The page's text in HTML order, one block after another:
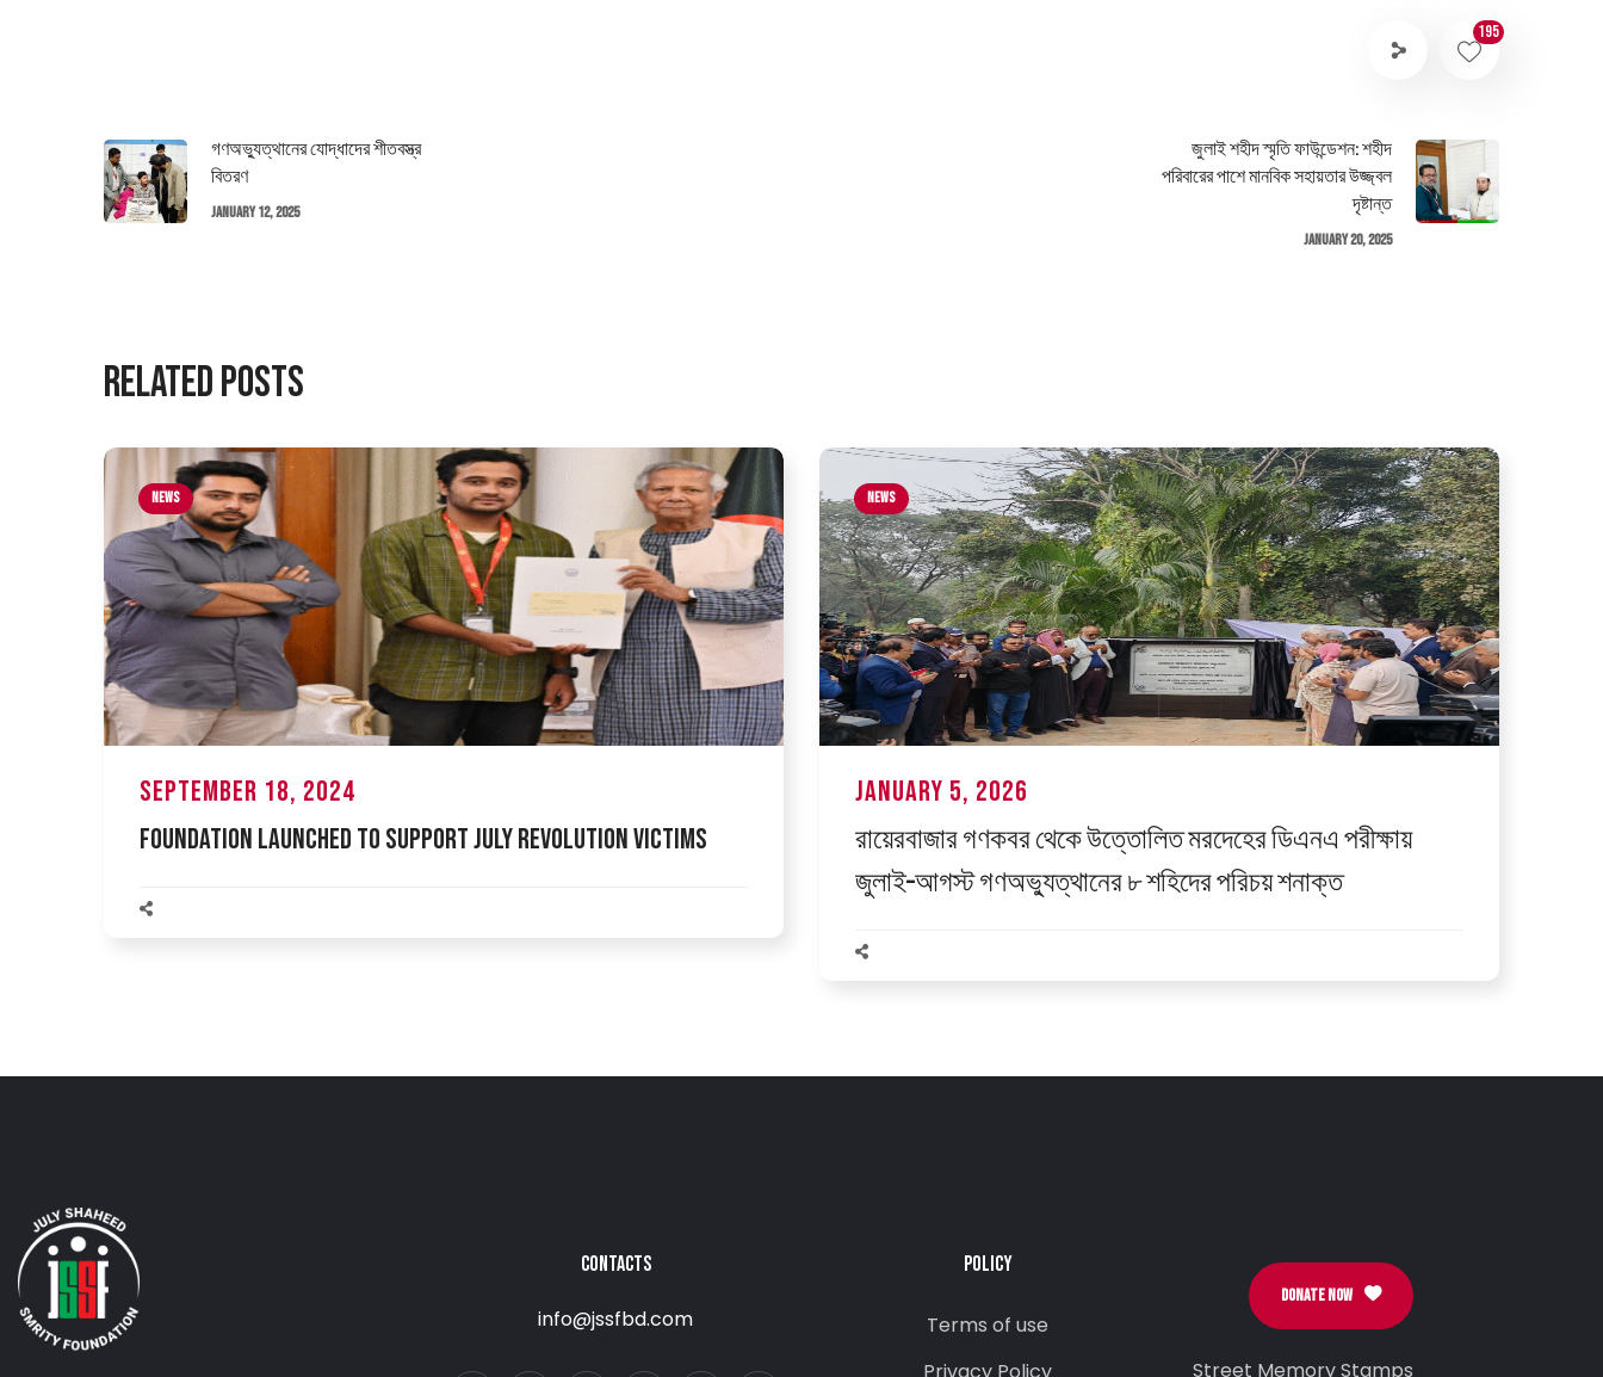
195
গণঅভ্যুত্থানের যোদ্ধাদের শীতবস্ত্র
বিতরণ
January 12, 2025
জুলাই শহীদ স্মৃতি ফাউন্ডেশন: শহীদ
পরিবারের পাশে মানবিক সহায়তার উজ্জ্বল
দৃষ্টান্ত
January 20, 2025
Related Posts
News
September 18, 2024
Foundation Launched to Support July Revolution Victims
News
January 5, 2026
রায়েরবাজার গণকবর থেকে উত্তোলিত মরদেহের ডিএনএ পরীক্ষায়
জুলাই–আগস্ট গণঅভ্যুত্থানের ৮ শহিদের পরিচয় শনাক্ত
CONTACTS
info@jssfbd.com
POLICY
Terms of use
Privacy Policy
DONATE NOW
Street Memory Stamps